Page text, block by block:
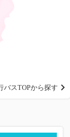
バスTOPから探す